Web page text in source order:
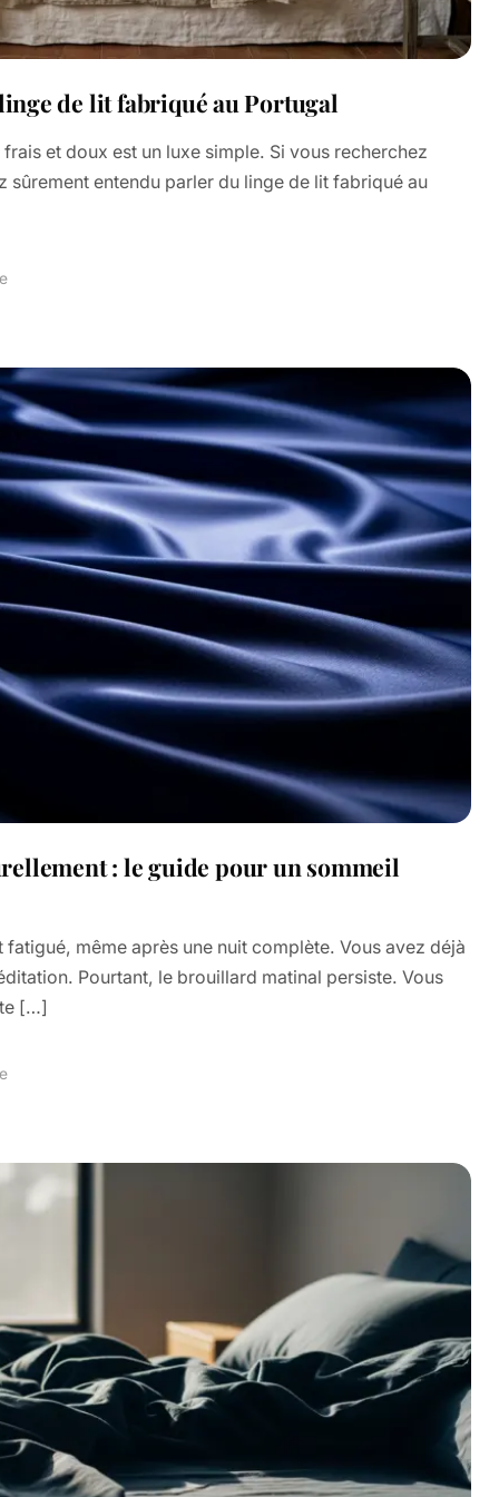
de lit fabriqué au Portugal
et doux est un luxe simple. Si vous recherchez
sûrement entendu parler du linge de lit fabriqué au
: le guide pour un sommeil
fatigué, même après une nuit complète. Vous avez déjà
Pourtant, le brouillard matinal persiste. Vous
[…]